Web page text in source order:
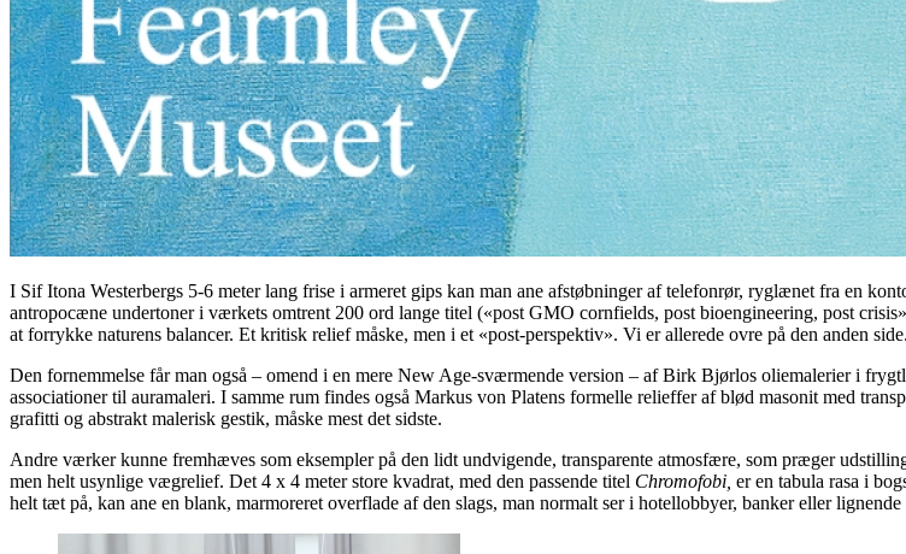
I Sif Itona Westerbergs 5-6 meter lang frise i armeret gips kan man ane afstøbninger af telefonrør, ryglænet fra en
antropocæne undertoner i værkets omtrent 200 ord lange titel («post GMO cornfields, post bioengineering, post
at forrykke naturens balancer. Et kritisk relief måske, men i et «post-perspektiv». Vi er allerede ovre på den anden side.
Den fornemmelse får man også – omend i en mere New Age-sværmende version – af Birk Bjørlos oliemalerier i
associationer til auramaleri. I samme rum findes også Markus von Platens formelle relieffer af blød masonit med
grafitti og abstrakt malerisk gestik, måske mest det sidste.
Andre værker kunne fremhæves som eksempler på den lidt undvigende, transparente atmosfære, som præger
men helt usynlige vægrelief. Det 4 x 4 meter store kvadrat, med den passende titel Chromofobi, er en tabula rasa i
helt tæt på, kan ane en blank, marmoreret overflade af den slags, man normalt ser i hotellobbyer, banker eller